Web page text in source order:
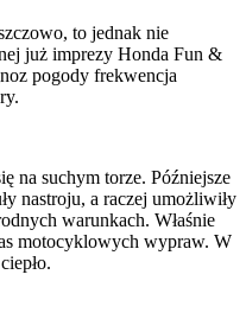
to jednak nie
już imprezy Honda Fun &
pogody frekwencja
na suchym torze. Późniejsze
nastroju, a raczej umożliwiły
warunkach. Właśnie
motocyklowych wypraw. W